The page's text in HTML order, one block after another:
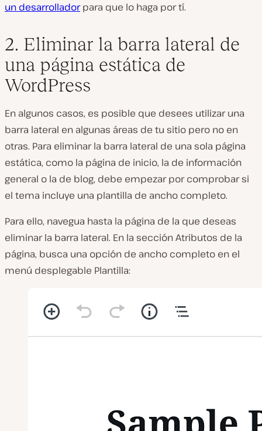
un desarrolladorpara que lo haga por tí.
2. Eliminar la barra lateral de
una página estática de
WordPress
En algunos casos, es posible que desees utilizar una
barra lateral en algunas áreas de tu sitio pero no en
otras. Para eliminar la barra lateral de una sola página
estática, como la página de inicio, la de información
general o la de blog, debe empezar por comprobar si
el tema incluye una plantilla de ancho completo.
Para ello, navegua hasta la página de la que deseas
eliminar la barra lateral. En la secciónAtributos de la
página, busca una opción de ancho completo en el
menú desplegable Plantilla: